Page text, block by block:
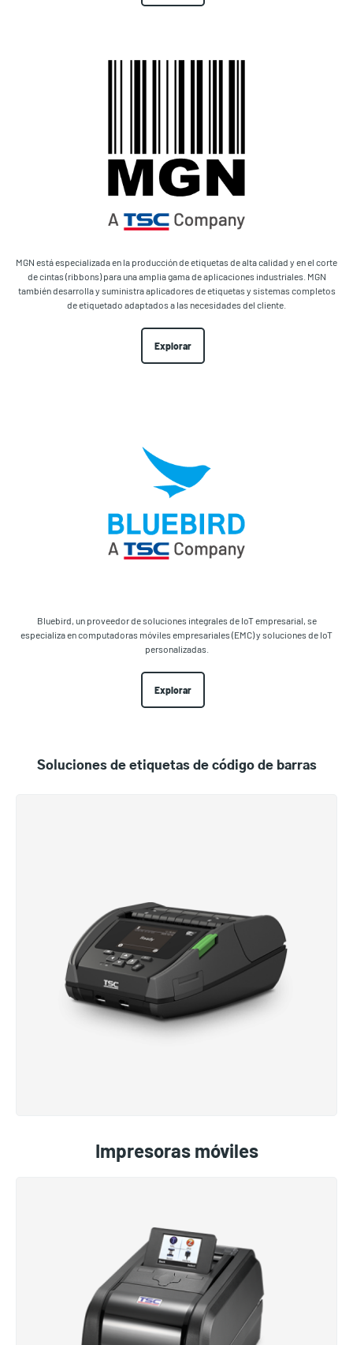
MGN está especializada en la producción de etiquetas de alta calidad y en el corte
de cintas (ribbons) para una amplia gama de aplicaciones industriales. MGN
también desarrolla y suministra aplicadores de etiquetas y sistemas completos
de etiquetado adaptados a las necesidades del cliente.
Explorar
Bluebird, un proveedor de soluciones integrales de IoT empresarial, se
especializa en computadoras móviles empresariales (EMC) y soluciones de IoT
personalizadas.
Explorar
Soluciones de etiquetas de código de barras
Impresoras móviles